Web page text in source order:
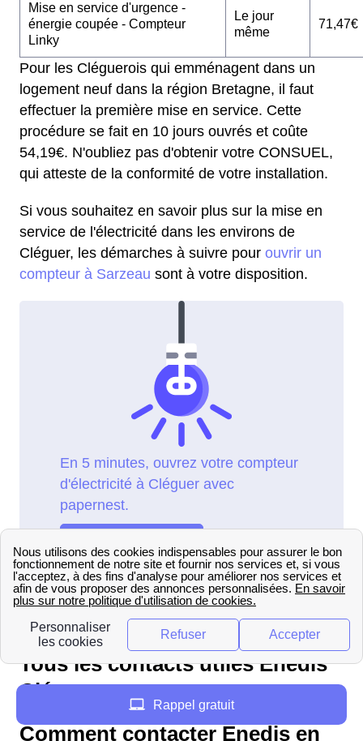
Mise en service d'urgence -
énergie coupée - Compteur
Linky
Le jour
même
71,47€
Pour les Cléguerois qui emménagent dans un
logement neuf dans la région Bretagne, il faut
effectuer la première mise en service. Cette
procédure se fait en 10 jours ouvrés et coûte
54,19€. N'oubliez pas d'obtenir votre CONSUEL,
qui atteste de la conformité de votre installation.
Si vous souhaitez en savoir plus sur la mise en
service de l'électricité dans les environs de
Cléguer, les démarches à suivre pour ouvrir un
compteur à Sarzeau sont à votre disposition.
Tous les contacts utiles Enedis
Cléguer
Comment contacter Enedis en
Rappel gratuit